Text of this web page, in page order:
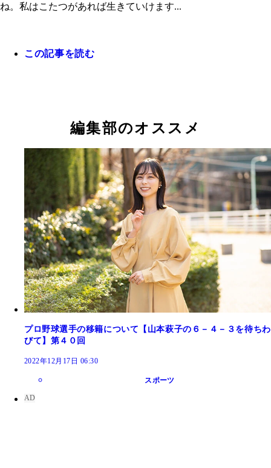
素敵なホリデーシーズンをお過ごしください
ね。私はこたつがあれば生きていけます...
この記事を読む
編集部のオススメ
プロ野球選手の移籍について【山本萩子の６－４－３を待ちわ
びて】第４０回
2022年12月17日 06:30
スポーツ